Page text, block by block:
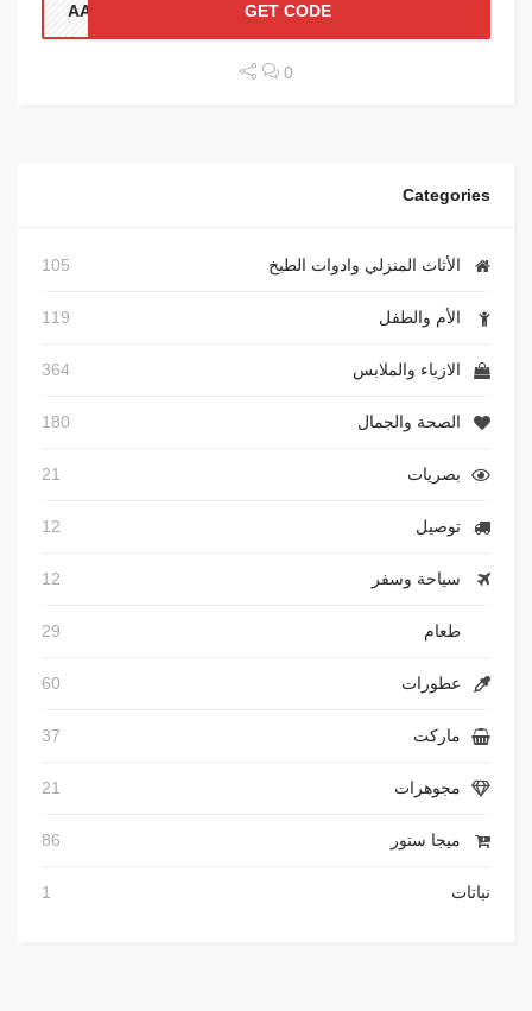
GET CODE
0
Categories
الأثاث المنزلي وادوات الطبخ 105
الأم والطفل 119
الازياء والملابس 364
الصحة والجمال 180
بصريات 21
توصيل 12
سياحة وسفر 12
طعام 29
عطورات 60
ماركت 37
مجوهرات 21
ميجا ستور 86
نباتات 1